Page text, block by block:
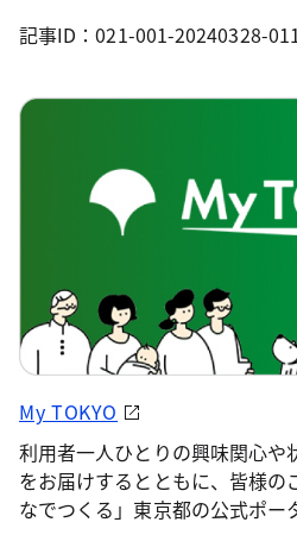
記事ID：021-001-20240328-
My TOKYO
利用者一人ひとりの興味関心や
をお届けするとともに、皆様の
なでつくる」東京都の公式ポー